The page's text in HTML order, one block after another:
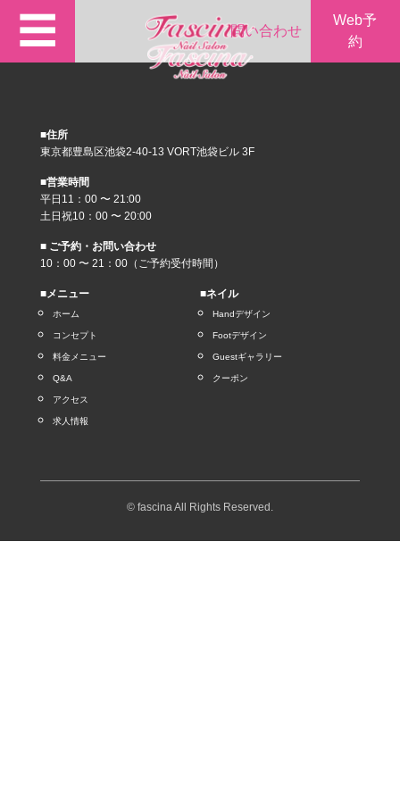
☰ 問い合わせ
Web予
約
■住所
東京都豊島区池袋2-40-13 VORT池袋ビル 3F
■営業時間
平日11：00 〜 21:00
土日祝10：00 〜 20:00
■ ご予約・お問い合わせ
10：00 〜 21：00（ご予約受付時間）
■メニュー
ホーム
コンセプト
料金メニュー
Q&A
アクセス
求人情報
■ネイル
Handデザイン
Footデザイン
Guestギャラリー
クーポン
© fascina All Rights Reserved.